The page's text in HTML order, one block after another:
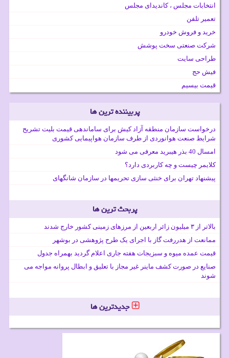
انتخابات مجلس ، کاندیدای مجلس
تعمیر تلفن
خرید و فروش خودرو
شرکت صنعتی سخت پوشش
طراحی سایت
فیش حج
قیمت بیسیم
پربیننده ترین ها
درخواست سازمان منطقه آزاد کیش برای ساماندهی قیمت بلیت تشریح
شرایط صنعت هوانوردی از طرف سازمان هواپیمایی کشوری
امسال 40 بذر هیبرید معرفی می شود
کلایمر چیست و چه کاربردی دارد؟
پیشنهاد تهران برای خنثی سازی تحریمها در سازمان شانگهای
پربحث ترین ها
بالاتر از ۳ میلیون زائر اربعین از مرزهای زمینی کشور خارج شدند
ممانعت از هدررفت گاز با اجرای یک طرح پژوهشی در بوشهر
قیمت عمده میوه و سبزیجات هفته جاری اعلام گردید بهمراه جدول
صنایع در صورت کشف ماینر غیر مجاز با تعلیق و ابطال پروانه مواجه می
شوند
جدیدترین ها